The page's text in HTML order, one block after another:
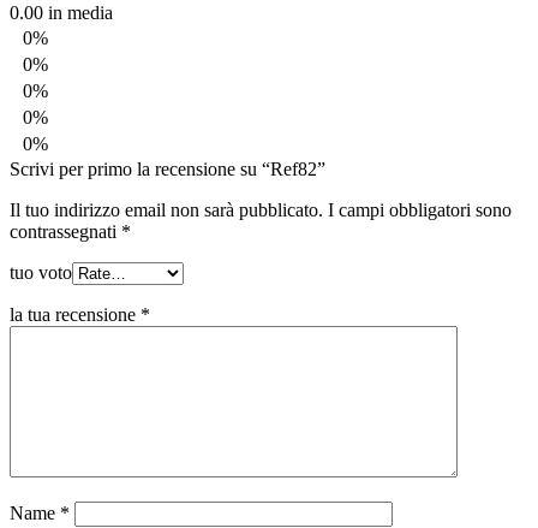
0.00 in media
0%
0%
0%
0%
0%
Scrivi per primo la recensione su “Ref82”
Il tuo indirizzo email non sarà pubblicato. I campi obbligatori sono
contrassegnati *
tuo voto
la tua recensione *
Name *